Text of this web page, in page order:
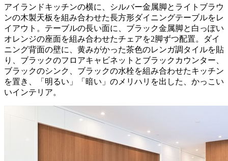
アイランドキッチンの横に、シルバー金属脚とライトブラウ
ンの木製天板を組み合わせた長方形ダイニングテーブルをレ
イアウト。テーブルの長い面に、ブラック金属脚と白っぽい
オレンジの座面を組み合わせたチェアを2脚ずつ配置。ダイ
ニング背面の壁に、黄みがかった茶色のレンガ調タイルを貼
り、ブラックのフロアキャビネットとブラックカウンター、
ブラックのシンク、ブラックの水栓を組み合わせたキッチン
を置き、「明るい」「暗い」のメリハリを出した、かっこい
いインテリア。